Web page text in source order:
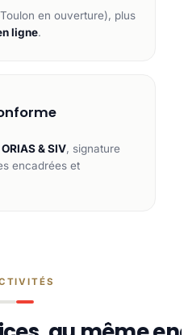
en ouverture), plus
ligne.
& SIV, signature
encadrées et